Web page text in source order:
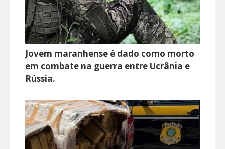
Jovem maranhense é dado como morto
em combate na guerra entre Ucrânia e
Rússia.